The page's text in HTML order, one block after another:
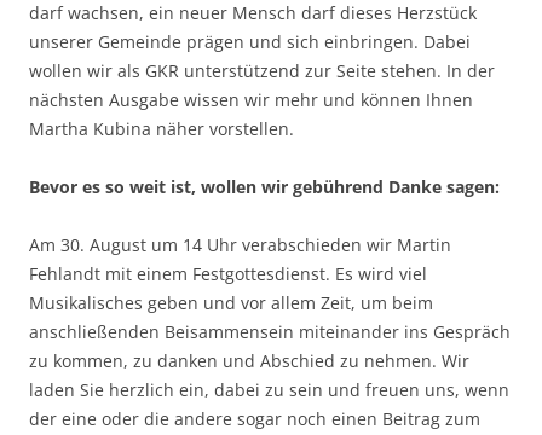
darf wachsen, ein neuer Mensch darf dieses Herzstück
unserer Gemeinde prägen und sich einbringen. Dabei
wollen wir als GKR unterstützend zur Seite stehen. In der
nächsten Ausgabe wissen wir mehr und können Ihnen
Martha Kubina näher vorstellen.
Bevor es so weit ist, wollen wir gebührend Danke sagen:
Am 30. August um 14 Uhr verabschieden wir Martin
Fehlandt mit einem Festgottesdienst. Es wird viel
Musikalisches geben und vor allem Zeit, um beim
anschließenden Beisammensein miteinander ins Gespräch
zu kommen, zu danken und Abschied zu nehmen. Wir
laden Sie herzlich ein, dabei zu sein und freuen uns, wenn
der eine oder die andere sogar noch einen Beitrag zum